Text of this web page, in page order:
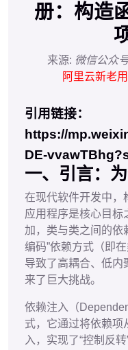
册：构造
来源: 微信公众
阿里云新老
引用链接：
https://
DE-
一、引言：
在现代软件开发中，
应用程序是核心目标
加，类与类之间的依
编码”依赖方式（即
导致了高耦合、低内
来了巨大挑战。
依赖注入（
式，它通过将依赖项
入，实现了“控制反